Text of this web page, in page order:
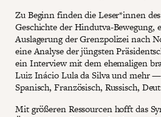
Zu Beginn finden die Leser*innen
Geschichte der Hindutva-Bewegung,
Auslagerung der Grenzpolizei nach
eine Analyse der jüngsten
ein Interview mit dem ehemaligen
Luiz Inácio Lula da Silva und mehr
Spanisch, Französisch, Russisch,
Mit größeren Ressourcen hofft das